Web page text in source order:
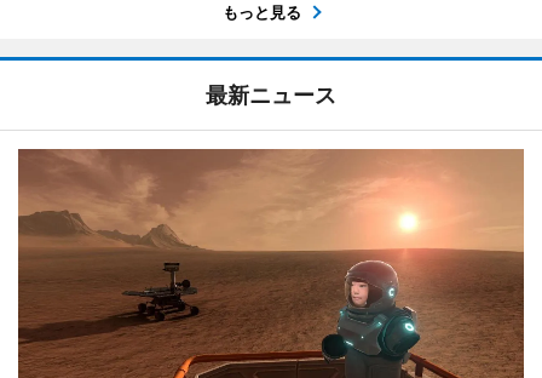
もっと見る
最新ニュース